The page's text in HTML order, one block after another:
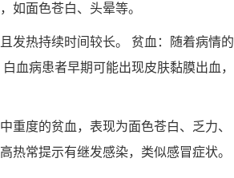
如面色苍白、头晕等。
发热持续时间较长。 贫血：随着病情的
血病患者早期可能出现皮肤黏膜出血，
重度的贫血，表现为面色苍白、乏力、
热常提示有继发感染，类似感冒症状。